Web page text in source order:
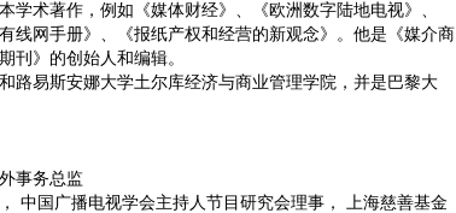
术著作，例如《媒体财经》、《欧洲数字陆地电视》、
线网手册》、《报纸产权和经营的新观念》。他是《媒介商
刊》的创始人和编辑。
易斯安娜大学土尔库经济与商业管理学院，并是巴黎大
事务总监
国广播电视学会主持人节目研究会理事， 上海慈善基金